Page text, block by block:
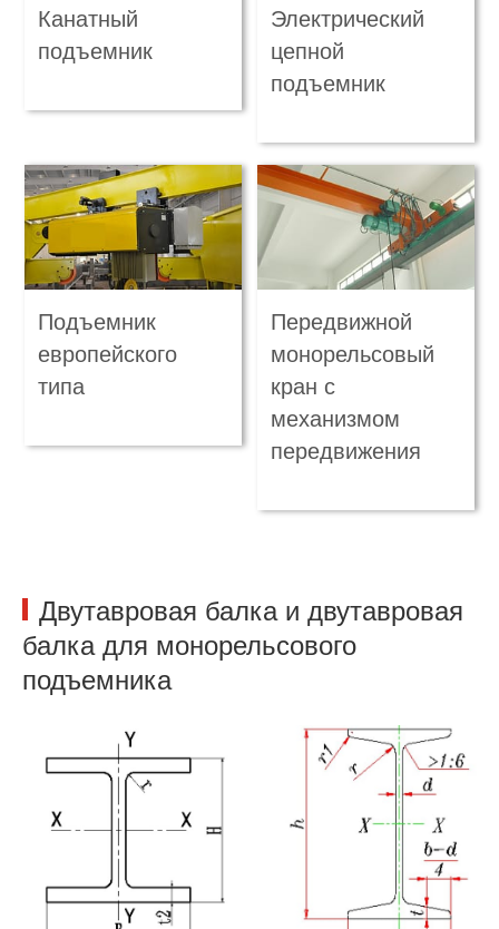
Канатный
подъемник
Электрический
цепной
подъемник
Подъемник
европейского
типа
Передвижной
монорельсовый
кран с
механизмом
передвижения
Двутавровая балка и двутавровая
балка для монорельсового
подъемника